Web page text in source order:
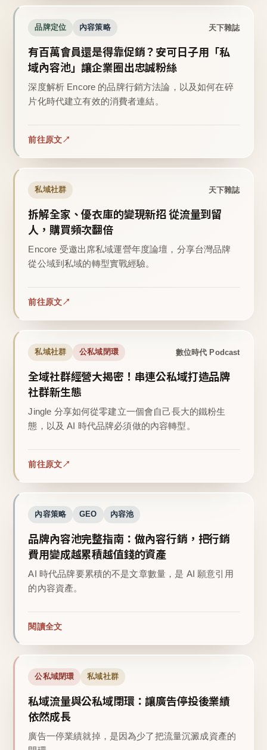
品牌定位 內容策略 天下雜誌
有百萬會員還是得靠促銷？安可日子用「私
域內容池」讓企業圈出忠誠粉絲
深度解析 Encore 的品牌行銷方法論，以及如何在碎
片化時代建立有效的消費者連結。
前往原文
私域社群 天下雜誌
拆解全家、優衣庫的變現新招 從流量到留
人，購買頻次翻倍
Encore 受邀出席私域運營年度論壇，分享台灣品牌
從公域到私域的轉型實戰經驗。
前往原文
私域社群 公私域閉環 數位時代 Podcast
全域社群經營大揭密！串連公私域打造品牌
社群新生態
Jingle 分享如何從零建立一個會自己長大的鐵粉生
態，以及 AI 時代品牌必須做的內容轉型。
前往原文
內容策略 GEO 內容池
品牌內容池完整指南：做內容行銷，把行銷
費用變成越累積越值錢的資產
AI 時代品牌要累積的不是文章數量，是 AI 願意引用
的內容資產。
閱讀全文
公私域閉環 私域社群
私域流量與公私域閉環：讓廣告停投後業績
依然成長
廣告一停業績就掉，是因為少了把流量沉澱成資產的